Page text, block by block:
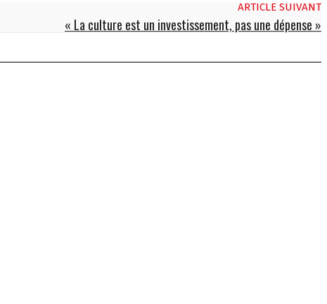
ARTICLE SUIVANT
« La culture est un investissement, pas une dépense »